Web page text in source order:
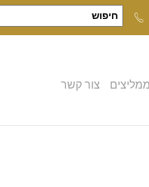
ממליצים צור קשר